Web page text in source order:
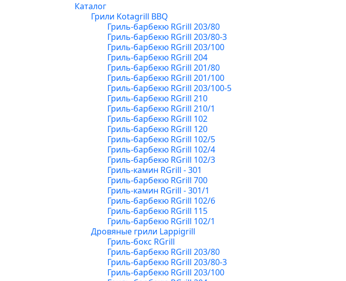
Каталог
Грили Kotagrill BBQ
Гриль-барбекю RGrill 203/80
Гриль-барбекю RGrill 203/80-3
Гриль-барбекю RGrill 203/100
Гриль-барбекю RGrill 204
Гриль-барбекю RGrill 201/80
Гриль-барбекю RGrill 201/100
Гриль-барбекю RGrill 203/100-5
Гриль-барбекю RGrill 210
Гриль-барбекю RGrill 210/1
Гриль-барбекю RGrill 102
Гриль-барбекю RGrill 120
Гриль-барбекю RGrill 102/5
Гриль-барбекю RGrill 102/4
Гриль-барбекю RGrill 102/3
Гриль-камин RGrill - 301
Гриль-барбекю RGrill 700
Гриль-камин RGrill - 301/1
Гриль-барбекю RGrill 102/6
Гриль-барбекю RGrill 115
Гриль-барбекю RGrill 102/1
Дровяные грили Lappigrill
Гриль-бокс RGrill
Гриль-барбекю RGrill 203/80
Гриль-барбекю RGrill 203/80-3
Гриль-барбекю RGrill 203/100